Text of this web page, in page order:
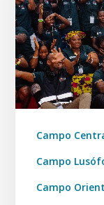
Campo
Campo
Campo